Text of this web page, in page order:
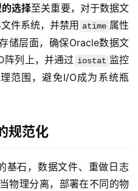
选择至关重要，对于数据文
件系统，并禁用 atime 属性
储层面，确保Oracle数据文
阵列上，并通过 iostat 监控
范围，避免I/O成为系统瓶
规范化
基石，数据文件、重做日志
物理分离，部署在不同的物